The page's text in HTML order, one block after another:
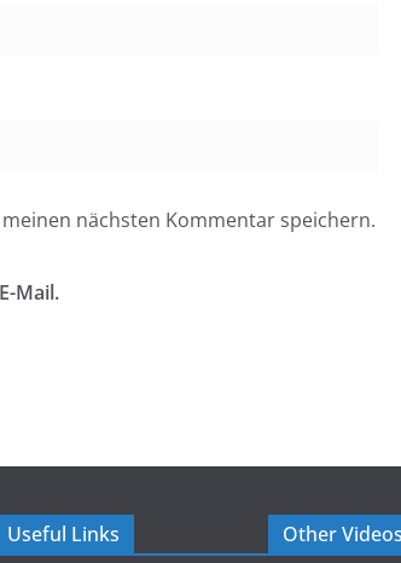
nächsten Kommentar speichern.
Mail.
Useful Links Other Videos